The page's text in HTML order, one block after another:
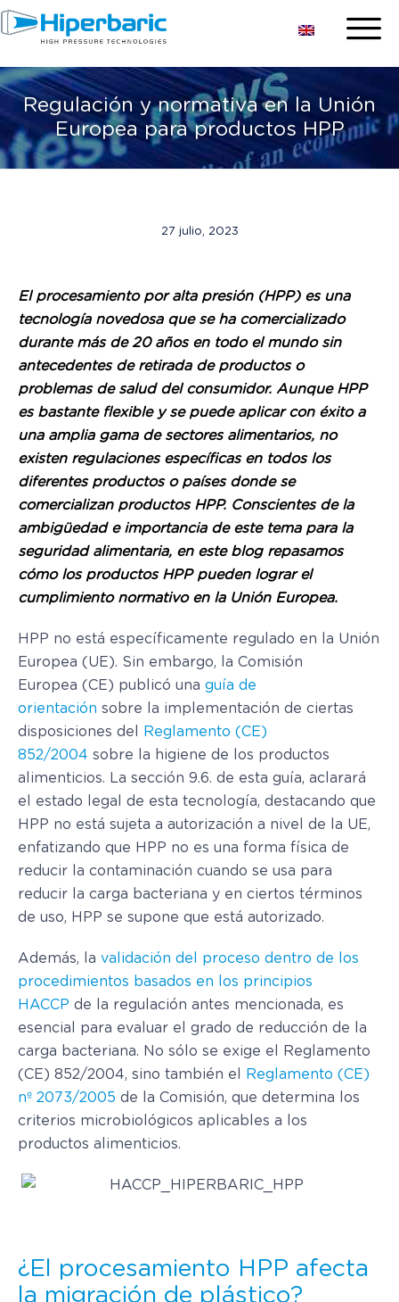
Regulación y normativa en la Unión
Europea para productos HPP
27 julio, 2023
El procesamiento por alta presión (HPP) es una
tecnología novedosa que se ha comercializado
durante más de 20 años en todo el mundo sin
antecedentes de retirada de productos o
problemas de salud del consumidor. Aunque HPP
es bastante flexible y se puede aplicar con éxito a
una amplia gama de sectores alimentarios, no
existen regulaciones específicas en todos los
diferentes productos o países donde se
comercializan productos HPP. Conscientes de la
ambigüedad e importancia de este tema para la
seguridad alimentaria, en este blog repasamos
cómo los productos HPP pueden lograr el
cumplimiento normativo en la Unión Europea.
HPP no está específicamente regulado en la Unión
Europea (UE). Sin embargo, la Comisión
Europea (CE) publicó una guía de
orientación sobre la implementación de ciertas
disposiciones del
Reglamento (CE)
852/2004 sobre la higiene de los productos
alimenticios. La sección 9.6. de esta guía, aclarará
el estado legal de esta tecnología, destacando que
HPP no está sujeta a autorización a nivel de la UE,
enfatizando que HPP no es una forma física de
reducir la contaminación cuando se usa para
reducir la carga bacteriana y en ciertos términos
de uso, HPP se supone que está autorizado.
Además, la validación del proceso dentro de los
procedimientos basados en los principios
HACCP de la regulación antes mencionada, es
esencial para evaluar el grado de reducción de la
carga bacteriana. No sólo se exige el Reglamento
(CE) 852/2004, sino también el
Reglamento (CE)
nº 2073/2005 de la Comisión, que determina los
criterios microbiológicos aplicables a los
productos alimenticios.
¿El procesamiento HPP afecta
la migración de plástico?